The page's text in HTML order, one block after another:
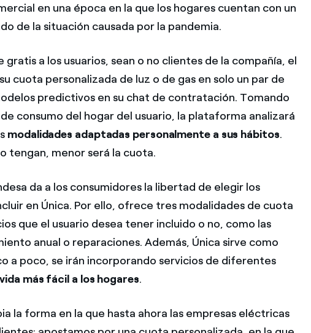
en una época en la que los hogares cuentan con un
de la situación causada por la pandemia.
gratis a los usuarios, sean o no clientes de la compañía, el
cuota personalizada de luz o de gas en solo un par de
predictivos en su chat de contratación. Tomando
consumo del hogar del usuario, la plataforma analizará
modalidades adaptadas personalmente a sus hábitos.
tengan, menor será la cuota.
da a los consumidores la libertad de elegir los
en Única. Por ello, ofrece tres modalidades de cuota
que el usuario desea tener incluido o no, como las
anual o reparaciones. Además, Única sirve como
a poco, se irán incorporando servicios de diferentes
más fácil a los hogares.
la forma en la que hasta ahora las empresas eléctricas